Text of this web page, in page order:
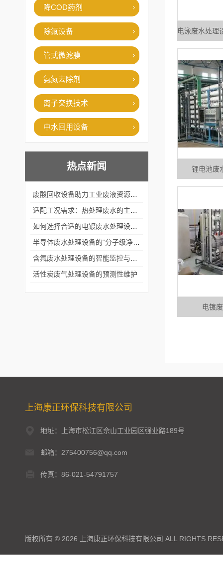
降COD药剂
除氟设备
管式微滤膜
氨氮去除剂
离子交换技术
中水回用设备
热点新闻
活性炭废气处理设备的预测性维护
锂电池废
电镀
上海康正环保科技有限公司
地址：上海市松江区佘山工业园区强业路189号
邮箱：275400756@qq.com
传真：86-021-54791757
版权所有 © 2026 上海康正环保科技有限公司 ALL RIGHTS